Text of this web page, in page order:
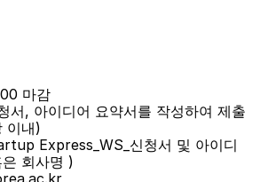
마감
서, 아이디어 요약서를 작성하여 제출
이내)
Express_WS_신청서 및 아이디
회사명 )